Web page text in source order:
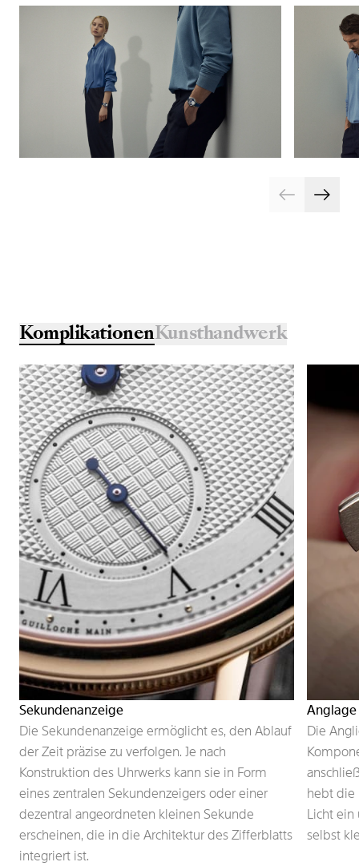
KomplikationenKunsthandwerk
Sekundenanzeige
Die Sekundenanzeige ermöglicht es, den Ablauf
der Zeit präzise zu verfolgen. Je nach
Konstruktion des Uhrwerks kann sie in Form
eines zentralen Sekundenzeigers oder einer
dezentral angeordneten kleinen Sekunde
erscheinen, die in die Architektur des Zifferblatts
integriert ist.
Anglage
Die
hebt die
Licht
selbst